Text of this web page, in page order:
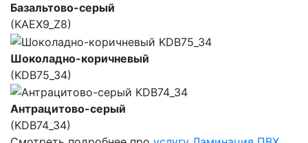
Базальтово-серый
(KAEX9_Z8)
Шоколадно-коричневый
(KDB75_34)
Антрацитово-серый
(KDB74_34)